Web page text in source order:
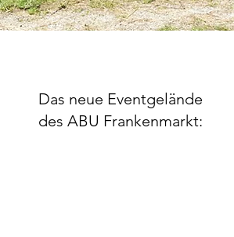
Das neue Eventgelände
des ABU Frankenmarkt:​